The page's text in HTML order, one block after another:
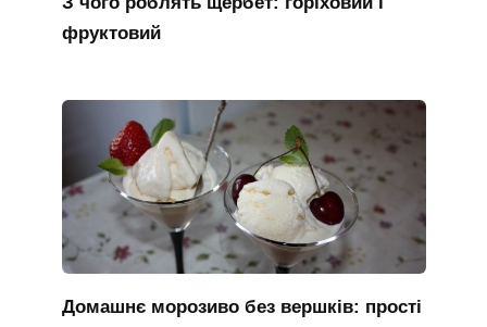
фруктовий
Домашнє морозиво без вершків: прості